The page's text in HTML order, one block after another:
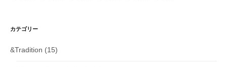
カテゴリー
&Tradition (15)